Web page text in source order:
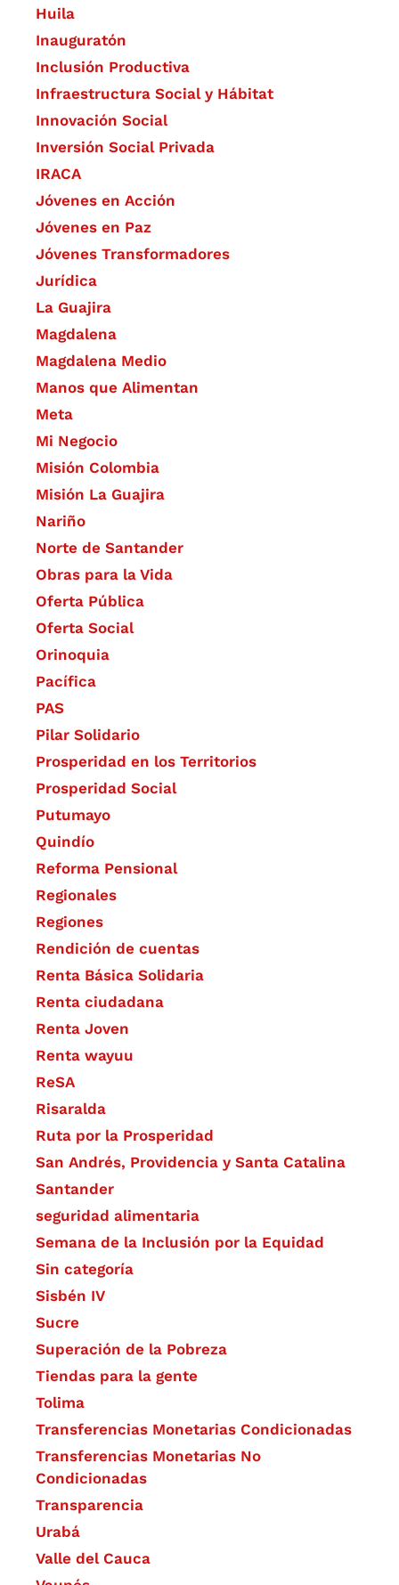
Huila
Inauguratón
Inclusión Productiva
Infraestructura Social y Hábitat
​Innovación Social
Inversión Social Privada
IRACA
Jóvenes en Acción
Jóvenes en Paz
Jóvenes Transformadores
Jurídica
La Guajira
Magdalena
Magdalena Medio
Manos que Alimentan
Meta
Mi Negocio
Misión Colombia
Misión La Guajira
Nariño
Norte de Santander
Obras para la Vida
Oferta Pública
Oferta Social​​
Orinoquia
Pacífica
PAS
Pilar Solidario
Prosperidad en los Territorios
Prosperidad Social
Putumayo
Quindío
Reforma Pensional
Regionales
Regiones
Rendición de cuentas
Renta Básica Solidaria
Renta ciudadana
Renta Joven
Renta wayuu
ReSA
Risaralda
Ruta por la Prosperidad
San Andrés, Providencia y Santa Catalina
Santander
seguridad alimentaria
Semana de la Inclusión por la Equidad
Sin categoría
Sisbén IV
Sucre
Superación de la Pobreza
Tiendas para la gente
Tolima
Transferencias Monetarias Condicionadas
Transferencias Monetarias No
Condicionadas
Transparencia
Urabá
Valle del Cauca